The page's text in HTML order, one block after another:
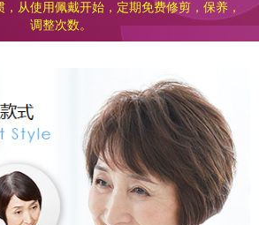
从使用佩戴开始，定期免费修剪，保养，
调整次数。